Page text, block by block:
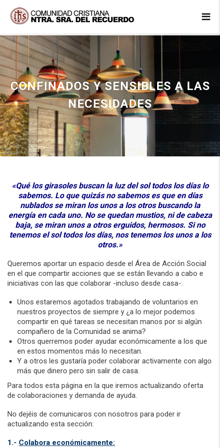
CONFINADOS Y SENSIBLES A LAS
NECESIDADES
«Qué los girasoles buscan la luz del sol todos los días lo
sabemos. Lo que quizás no sabemos es que en días
nublados se miran los unos a los otros buscando la
energía en cada uno. No se quedan mustios, ni de cabeza
baja, se miran unos a otros erguidos, hermosos. Si no
tenemos el sol todos los días, nos tenemos los unos a los
otros.»
Queremos aportar un espacio desde el Área de Acción Social
en el que compartir acciones que se están llevando a cabo e
iniciativas con las que colaborar -incluso desde casa-:
Unos estaremos agotados trabajando de voluntarios en
nuestros proyectos de siempre y ¿a lo mejor podemos
compartir en qué tareas se necesitan manos por si algún
compañero de la Comunidad se anima?
Otros querremos poder ayudar económicamente a los que
en estos momentos más lo necesitan.
Y a otros les gustaría poder colaborar activamente con algo
más que dinero pero sin salir de casa.
Para todos esta página en la que iremos actualizando oferta
de colaboraciones y demanda de ayuda.
No dejéis de comunicaros con nosotros para poder ir
actualizando esta sección:
1.- Colabora económicamente: